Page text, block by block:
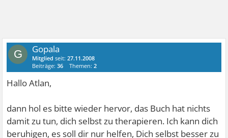
G Gopala
Mitglied seit:27.11.2008
Beiträge:36 Themen:2
Hallo Atlan,
dann hol es bitte wieder hervor, das Buch hat nichts
damit zu tun, dich selbst zu therapieren. Ich kann dich
beruhigen, es soll dir nur helfen, Dich selbst besser zu